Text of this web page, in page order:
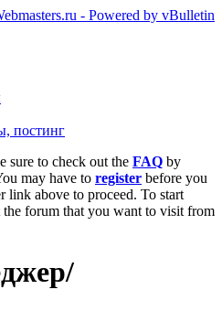
постинг
sure to check out the FAQ by
may have to register before you
link above to proceed. To start
the forum that you want to visit from